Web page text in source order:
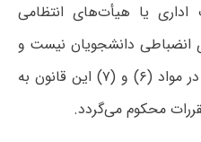
یا هیأت‌های انتظامی
انضباطی دانشجویان نیست و
مرتکب علاوه بر مجازات مندرج در مواد (۶) و (۷) این قانون به
محکوم می‌گردد.